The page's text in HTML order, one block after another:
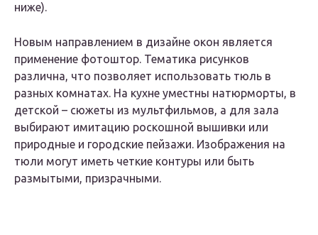
ниже).
Новым направлением в дизайне окон является
применение фотоштор. Тематика рисунков
различна, что позволяет использовать тюль в
разных комнатах. На кухне уместны натюрморты, в
детской – сюжеты из мультфильмов, а для зала
выбирают имитацию роскошной вышивки или
природные и городские пейзажи. Изображения на
тюли могут иметь четкие контуры или быть
размытыми, призрачными.